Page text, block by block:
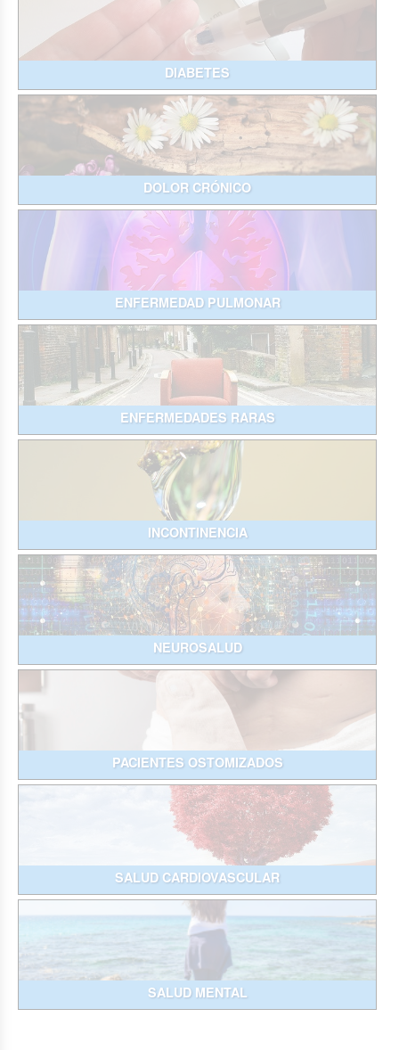
DIABETES
DOLOR CRÓNICO
ENFERMEDAD PULMONAR
ENFERMEDADES RARAS
INCONTINENCIA
NEUROSALUD
PACIENTES OSTOMIZADOS
SALUD CARDIOVASCULAR
SALUD MENTAL